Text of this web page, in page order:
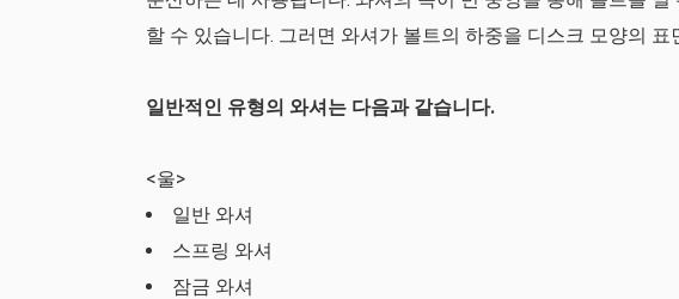
할 수 있습니다. 그러면 와셔가 볼트의 하중을 디스크 모양의 표
일반적인 유형의 와셔는 다음과 같습니다.
<울>
일반 와셔
스프링 와셔
잠금 와셔